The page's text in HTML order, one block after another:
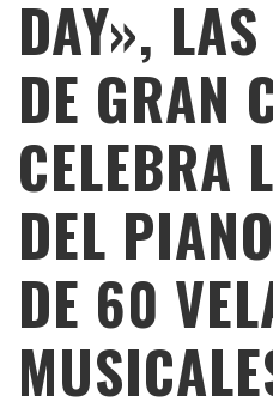
DAY»,
DE GRAN
CELEBRA
DEL
DE 60